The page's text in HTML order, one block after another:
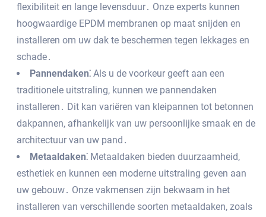
flexibiliteit en lange levensduur․ Onze experts kunnen
hoogwaardige EPDM membranen op maat snijden en
installeren om uw dak te beschermen tegen lekkages en
schade․
Pannendaken⁚ Als u de voorkeur geeft aan een
traditionele uitstraling‚ kunnen we pannendaken
installeren․ Dit kan variëren van kleipannen tot betonnen
dakpannen‚ afhankelijk van uw persoonlijke smaak en de
architectuur van uw pand․
Metaaldaken⁚ Metaaldaken bieden duurzaamheid‚
esthetiek en kunnen een moderne uitstraling geven aan
uw gebouw․ Onze vakmensen zijn bekwaam in het
installeren van verschillende soorten metaaldaken‚ zoals